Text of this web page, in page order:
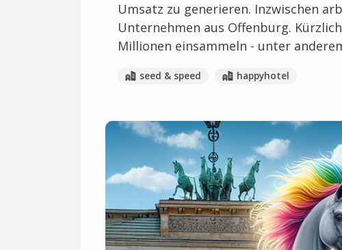
Umsatz zu generieren. Inzwischen
Unternehmen aus Offenburg.
Millionen einsammeln - unter
seed & speed happyhotel